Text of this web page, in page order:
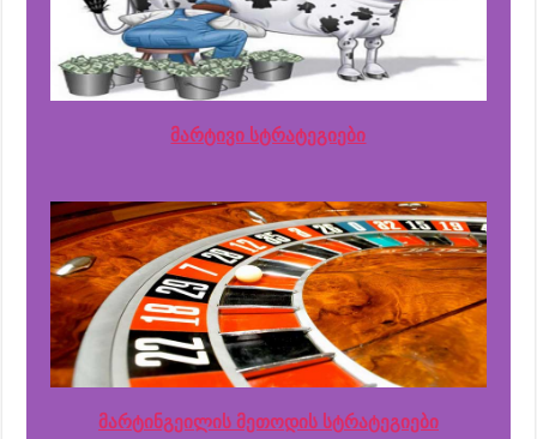
მარტივი სტრატეგიები
მარტინგეილის მეთოდის სტრატეგიები